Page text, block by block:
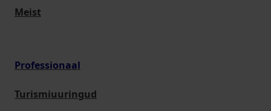
Meist
Professionaal
Turismiuuringud